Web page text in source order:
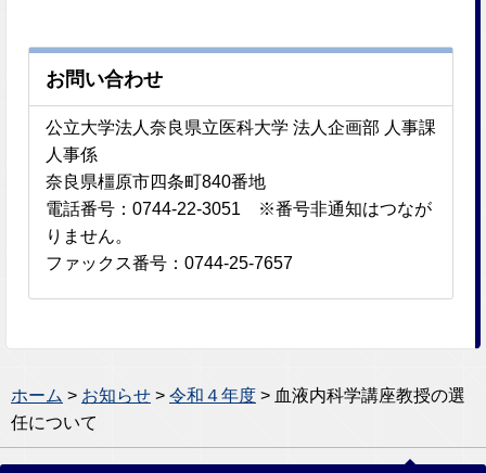
お問い合わせ
公立大学法人奈良県立医科大学 法人企画部 人事課
人事係
奈良県橿原市四条町840番地
電話番号：0744-22-3051 ※番号非通知はつなが
りません。
ファックス番号：0744-25-7657
ホーム > お知らせ > 令和４年度 > 血液内科学講座教授の選
任について